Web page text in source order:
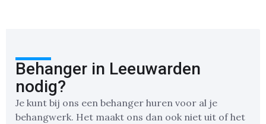
Behanger in Leeuwarden
nodig?
Je kunt bij ons een behanger huren voor al je
behangwerk. Het maakt ons dan ook niet uit of het